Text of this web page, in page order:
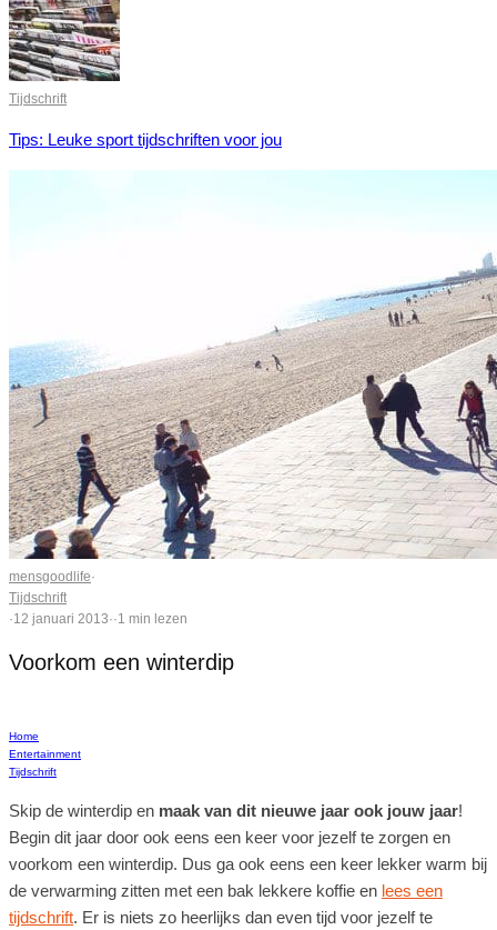
Tijdschrift
Tips: Leuke sport tijdschriften voor jou
mensgoodlife·
Tijdschrift
·12 januari 2013··1 min lezen
Voorkom een winterdip
Home
Entertainment
Tijdschrift
Skip de winterdip en maak van dit nieuwe jaar ook jouw jaar!
Begin dit jaar door ook eens een keer voor jezelf te zorgen en
voorkom een winterdip. Dus ga ook eens een keer lekker warm bij
de verwarming zitten met een bak lekkere koffie en lees een
tijdschrift. Er is niets zo heerlijks dan even tijd voor jezelf te